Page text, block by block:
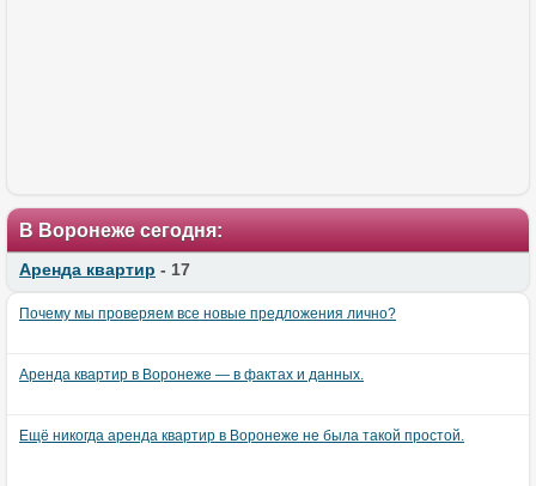
В Воронеже сегодня:
Аренда квартир - 17
Почему мы проверяем все новые предложения лично?
Аренда квартир в Воронеже — в фактах и данных.
Ещё никогда аренда квартир в Воронеже не была такой простой.